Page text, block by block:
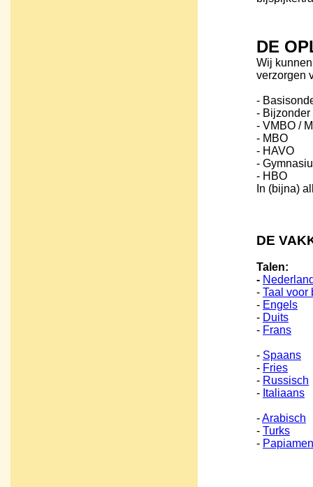
DE
Wij
verzorgen
-
-
- VMBO /
- MBO
- HAVO
-
- HBO
In (bijna)
DE
Talen:
-
- Taal voor
- Engels
- Duits
- Frans
- Spaans
- Fries
- Russisch
- Italiaans
-Arabisch
- Turks
-